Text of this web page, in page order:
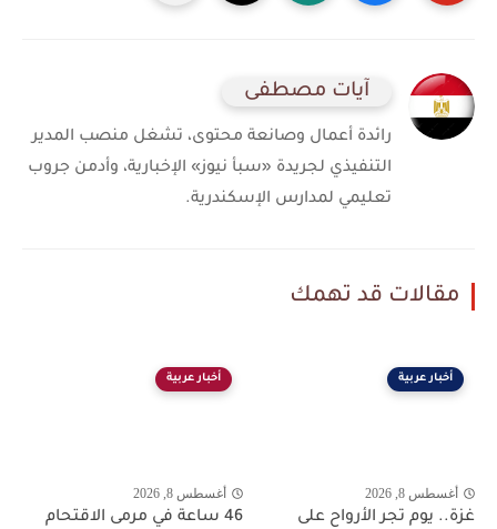
آيات مصطفى
رائدة أعمال وصانعة محتوى، تشغل منصب المدير
التنفيذي لجريدة «سبأ نيوز» الإخبارية، وأدمن جروب
تعليمي لمدارس الإسكندرية.
مقالات قد تهمك
أخبار عربية
أغسطس 8, 2026
غزة.. يوم تجر الأرواح على
أخبار عربية
أغسطس 8, 2026
46 ساعة في مرمى الاقتحام